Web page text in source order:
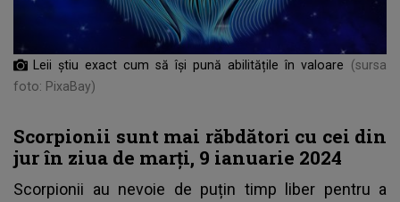
Leii știu exact cum să își pună abilitățile în valoare
(sursa
foto: PixaBay)
Scorpionii sunt mai răbdători cu cei din
jur în ziua de marți, 9 ianuarie 2024
Scorpionii au nevoie de puțin timp liber pentru a